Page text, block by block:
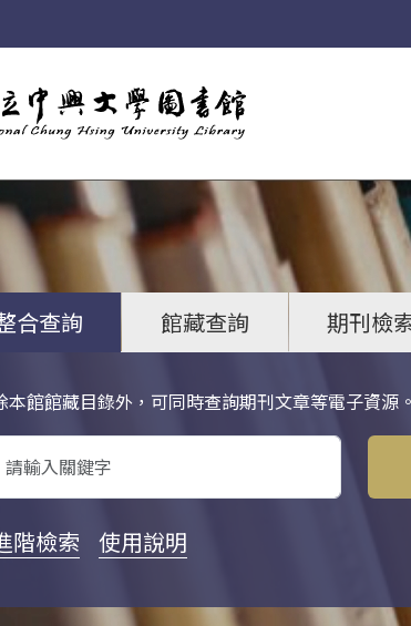
合查詢 館藏查詢 期刊檢
本館館藏目錄外，可同時查詢期刊文章等電子資源。
鍵字搜尋
階檢索 使用說明